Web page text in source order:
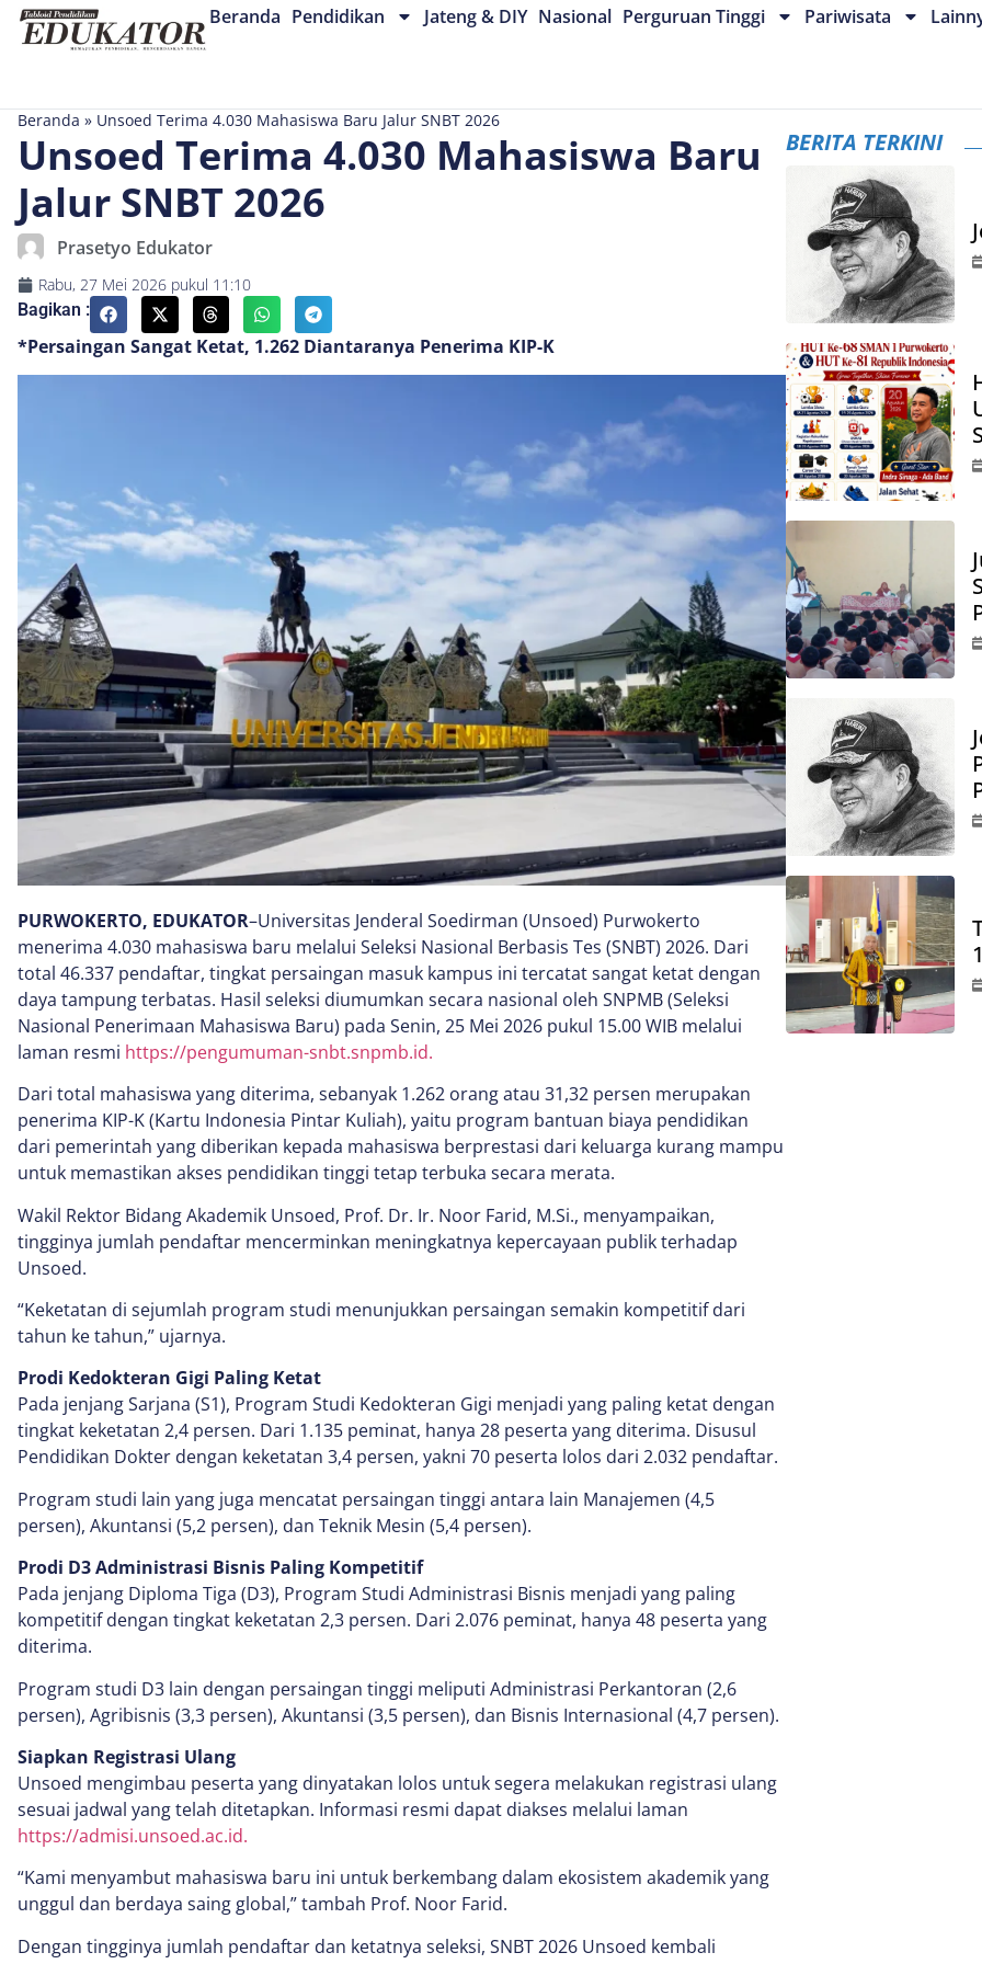
Beranda Pendidikan Jateng & DIY Nasional Perguruan Tinggi Pariwisata
Beranda » Unsoed Terima 4.030 Mahasiswa Baru Jalur SNBT 2026
Unsoed Terima 4.030 Mahasiswa Baru
Jalur SNBT 2026
Prasetyo Edukator
Rabu, 27 Mei 2026 pukul 11:10
Bagikan :
*Persaingan Sangat Ketat, 1.262 Diantaranya Penerima KIP-K
PURWOKERTO, EDUKATOR–Universitas Jenderal Soedirman (Unsoed) Purwokerto
menerima 4.030 mahasiswa baru melalui Seleksi Nasional Berbasis Tes (SNBT) 2026. Dari
total 46.337 pendaftar, tingkat persaingan masuk kampus ini tercatat sangat ketat dengan
daya tampung terbatas. Hasil seleksi diumumkan secara nasional oleh SNPMB (Seleksi
Nasional Penerimaan Mahasiswa Baru) pada Senin, 25 Mei 2026 pukul 15.00 WIB melalui
laman resmi https://pengumuman-snbt.snpmb.id.
Dari total mahasiswa yang diterima, sebanyak 1.262 orang atau 31,32 persen merupakan
penerima KIP-K (Kartu Indonesia Pintar Kuliah), yaitu program bantuan biaya pendidikan
dari pemerintah yang diberikan kepada mahasiswa berprestasi dari keluarga kurang mampu
untuk memastikan akses pendidikan tinggi tetap terbuka secara merata.
Wakil Rektor Bidang Akademik Unsoed, Prof. Dr. Ir. Noor Farid, M.Si., menyampaikan,
tingginya jumlah pendaftar mencerminkan meningkatnya kepercayaan publik terhadap
Unsoed.
“Keketatan di sejumlah program studi menunjukkan persaingan semakin kompetitif dari
tahun ke tahun,” ujarnya.
Prodi Kedokteran Gigi Paling Ketat
Pada jenjang Sarjana (S1), Program Studi Kedokteran Gigi menjadi yang paling ketat dengan
tingkat keketatan 2,4 persen. Dari 1.135 peminat, hanya 28 peserta yang diterima. Disusul
Pendidikan Dokter dengan keketatan 3,4 persen, yakni 70 peserta lolos dari 2.032 pendaftar.
Program studi lain yang juga mencatat persaingan tinggi antara lain Manajemen (4,5
persen), Akuntansi (5,2 persen), dan Teknik Mesin (5,4 persen).
Prodi D3 Administrasi Bisnis Paling Kompetitif
Pada jenjang Diploma Tiga (D3), Program Studi Administrasi Bisnis menjadi yang paling
kompetitif dengan tingkat keketatan 2,3 persen. Dari 2.076 peminat, hanya 48 peserta yang
diterima.
Program studi D3 lain dengan persaingan tinggi meliputi Administrasi Perkantoran (2,6
persen), Agribisnis (3,3 persen), Akuntansi (3,5 persen), dan Bisnis Internasional (4,7 persen).
Siapkan Registrasi Ulang
Unsoed mengimbau peserta yang dinyatakan lolos untuk segera melakukan registrasi ulang
sesuai jadwal yang telah ditetapkan. Informasi resmi dapat diakses melalui laman
https://admisi.unsoed.ac.id.
“Kami menyambut mahasiswa baru ini untuk berkembang dalam ekosistem akademik yang
unggul dan berdaya saing global,” tambah Prof. Noor Farid.
Dengan tingginya jumlah pendaftar dan ketatnya seleksi, SNBT 2026 Unsoed kembali
BERITA TERKINI